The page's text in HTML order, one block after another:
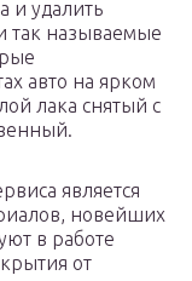
и удалить
так называемые
авто на ярком
лака снятый с
является
новейших
в работе
от